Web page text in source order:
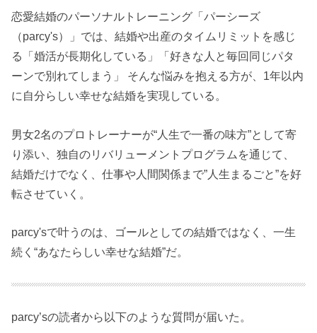
恋愛結婚のパーソナルトレーニング「パーシーズ
（parcy's）」では、結婚や出産のタイムリミットを感じ
る「婚活が長期化している」「好きな人と毎回同じパタ
ーンで別れてしまう」 そんな悩みを抱える方が、1年以内
に自分らしい幸せな結婚を実現している。
男女2名のプロトレーナーが“人生で一番の味方”として寄
り添い、独自のリバリューメントプログラムを通じて、
結婚だけでなく、仕事や人間関係まで”人生まるごと”を好
転させていく。
parcy'sで叶うのは、ゴールとしての結婚ではなく、一生
続く“あなたらしい幸せな結婚”だ。
parcy’sの読者から以下のような質問が届いた。